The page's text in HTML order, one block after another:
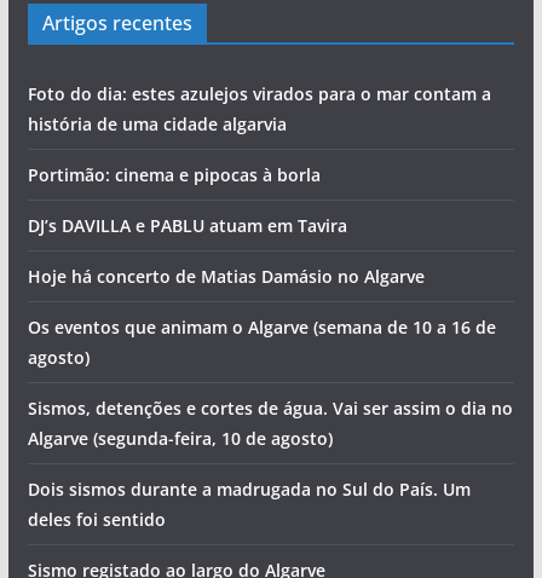
Artigos recentes
Foto do dia: estes azulejos virados para o mar contam a
história de uma cidade algarvia
Portimão: cinema e pipocas à borla
DJ’s DAVILLA e PABLU atuam em Tavira
Hoje há concerto de Matias Damásio no Algarve
Os eventos que animam o Algarve (semana de 10 a 16 de
agosto)
Sismos, detenções e cortes de água. Vai ser assim o dia no
Algarve (segunda-feira, 10 de agosto)
Dois sismos durante a madrugada no Sul do País. Um
deles foi sentido
Sismo registado ao largo do Algarve